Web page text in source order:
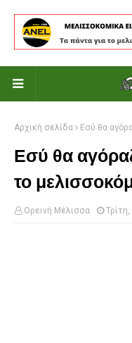
Αρχική σελίδα Εσύ θα
Εσύ θα
το
Ορεινή Μέλισσα